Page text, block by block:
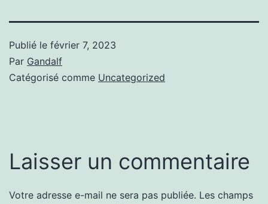
Publié le février 7, 2023
Par Gandalf
Catégorisé comme Uncategorized
Laisser un commentaire
Votre adresse e-mail ne sera pas publiée. Les champs